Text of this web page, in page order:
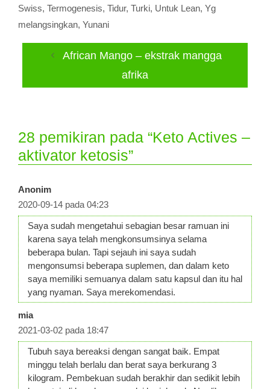
Swiss, Termogenesis, Tidur, Turki, Untuk Lean, Yg
melangsingkan, Yunani
African Mango – ekstrak mangga
afrika
28 pemikiran pada “Keto Actives –
aktivator ketosis”
Anonim
2020-09-14 pada 04:23
Saya sudah mengetahui sebagian besar ramuan ini
karena saya telah mengkonsumsinya selama
beberapa bulan. Tapi sejauh ini saya sudah
mengonsumsi beberapa suplemen, dan dalam keto
saya memiliki semuanya dalam satu kapsul dan itu hal
yang nyaman. Saya merekomendasi.
mia
2021-03-02 pada 18:47
Tubuh saya bereaksi dengan sangat baik. Empat
minggu telah berlalu dan berat saya berkurang 3
kilogram. Pembekuan sudah berakhir dan sedikit lebih